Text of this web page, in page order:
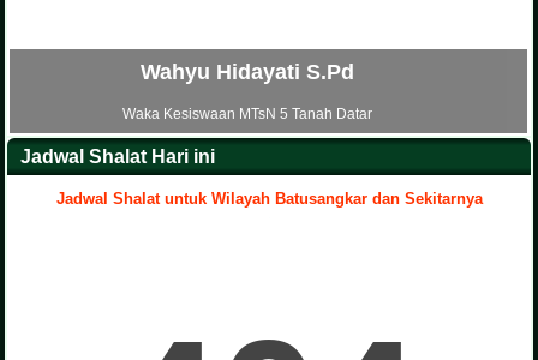
Ria Nofia S.H.I
Waka Sarana dan Prasarana MTsN 5 Tanah Datar
Jadwal Shalat Hari ini
Jadwal Shalat untuk Wilayah Batusangkar dan Sekitarnya